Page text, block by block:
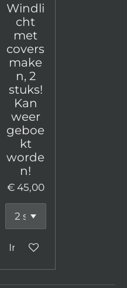
Windli
cht
met
covers
make
n, 2
stuks!
Kan
weer
geboe
kt
worde
n!
€ 45,00
In winkelwagen